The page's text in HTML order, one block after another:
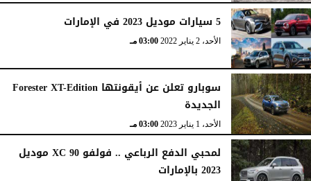
5 سيارات موديل 2023 في الإمارات
الأحد، 2 يناير 2022 03:00 مـ
سوبارو تعلن عن أيقونتها Forester XT-Edition
الجديدة
الأحد، 1 يناير 2023 03:00 مـ
لمحبي الدفع الرباعي .. فولفو XC 90 موديل
2023 بالإمارات